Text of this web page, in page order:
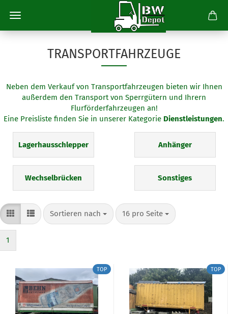
TRANSPORTFAHRZEUGE
Neben dem Verkauf von Transportfahrzeugen bieten wir Ihnen
außerdem den Transport von Sperrgütern und Ihrern
Flurförderfahrzeugen an!
Eine Preisliste finden Sie in unserer Kategorie Dienstleistungen.
Lagerhausschlepper Anhänger
Wechselbrücken Sonstiges
Sortieren nach
Sortieren nach 16 pro Seite
pro Seite
1
TOP TOP